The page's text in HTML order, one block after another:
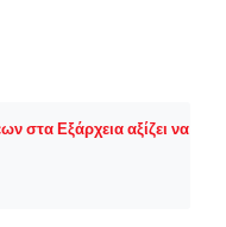
στα Εξάρχεια αξίζει να